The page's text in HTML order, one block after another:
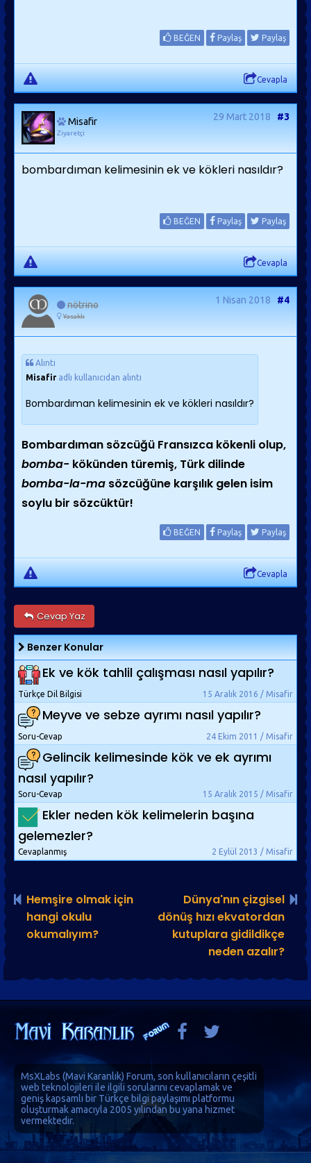
BEĞEN Paylaş Paylaş
Cevapla
Misafir
Ziyaretçi
29 Mart 2018 #3
bombardıman kelimesinin ek ve kökleri nasıldır?
BEĞEN Paylaş Paylaş
Cevapla
nötrino
Yasaklı
1 Nisan 2018 #4
Alıntı
Misafir adlı kullanıcıdan alıntı
Bombardıman kelimesinin ek ve kökleri nasıldır?
Bombardıman sözcüğü Fransızca kökenli olup,
bomba- kökünden türemiş, Türk dilinde
bomba-la-ma sözcüğüne karşılık gelen isim
soylu bir sözcüktür!
BEĞEN Paylaş Paylaş
Cevapla
Cevap Yaz
Benzer Konular
Ek ve kök tahlil çalışması nasıl yapılır?
15 Aralık 2016 / Misafir
Türkçe Dil Bilgisi
Meyve ve sebze ayrımı nasıl yapılır?
24 Ekim 2011 / Misafir
Soru-Cevap
Gelincik kelimesinde kök ve ek ayrımı
nasıl yapılır?
15 Aralık 2015 / Misafir
Soru-Cevap
Ekler neden kök kelimelerin başına
gelemezler?
2 Eylül 2013 / Misafir
Cevaplanmış
Hemşire olmak için
hangi okulu
okumalıyım?
Dünya'nın çizgisel
dönüş hızı ekvatordan
kutuplara gidildikçe
neden azalır?
MsXLabs (Mavi Karanlık) Forum, son kullanıcıların çeşitli
web teknolojileri ile ilgili sorularını cevaplamak ve
geniş kapsamlı bir Türkçe bilgi paylaşımı platformu
oluşturmak amacıyla 2005 yılından bu yana hizmet
vermektedir.